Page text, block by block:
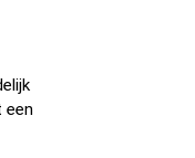
een